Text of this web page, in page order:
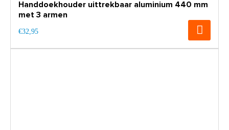
Handdoekhouder uittrekbaar aluminium 440 mm
met 3 armen
€32,95